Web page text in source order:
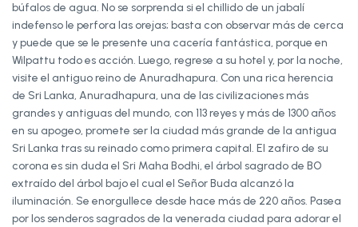
búfalos de agua. No se sorprenda si el chillido de un jabalí
indefenso le perfora las orejas; basta con observar más de cerca
y puede que se le presente una cacería fantástica, porque en
Wilpattu todo es acción. Luego, regrese a su hotel y, por la noche,
visite el antiguo reino de Anuradhapura. Con una rica herencia
de Sri Lanka, Anuradhapura, una de las civilizaciones más
grandes y antiguas del mundo, con 113 reyes y más de 1300 años
en su apogeo, promete ser la ciudad más grande de la antigua
Sri Lanka tras su reinado como primera capital. El zafiro de su
corona es sin duda el Sri Maha Bodhi, el árbol sagrado de BO
extraído del árbol bajo el cual el Señor Buda alcanzó la
iluminación. Se enorgullece desde hace más de 220 años. Pasea
por los senderos sagrados de la venerada ciudad para adorar el